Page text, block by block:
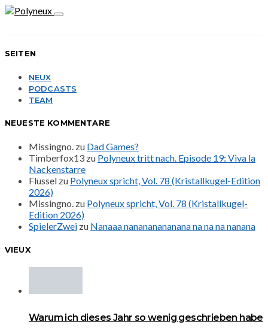
SEITEN
NEUX
PODCASTS
TEAM
NEUESTE KOMMENTARE
Missingno. zu Dad Games?
Timberfox13 zu Polyneux tritt nach. Episode 19: Viva la
Nackenstarre
Flussel zu Polyneux spricht, Vol. 78 (Kristallkugel-Edition
2026)
Missingno. zu Polyneux spricht, Vol. 78 (Kristallkugel-
Edition 2026)
SpielerZwei zu Nanaaa nanananananana na na na nanana
VIEUX
Warum ich dieses Jahr so wenig geschrieben habe